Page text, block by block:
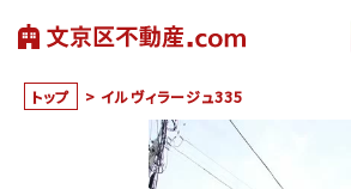
トップ > イルヴィラージュ335